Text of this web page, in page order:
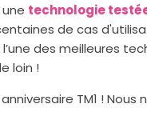
technologie
de cas
l’une des meilleures
loin !
TM1 ! Nous